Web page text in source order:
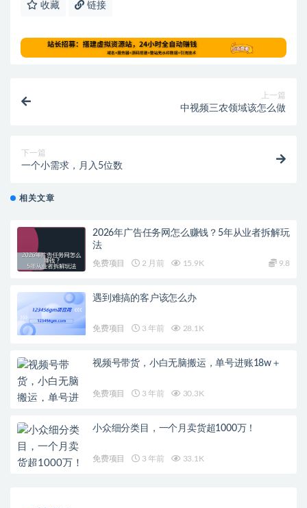
收藏 链接
上一篇
中视频三农领域该怎么做
下一篇
一个小需求，月入5位数
相关文章
2026年广告任务网怎么赚钱？5年从业者拆解玩
法
免费项目 2 月前 15.9K 9.8
遇到难搞的客户该怎么办
免费项目 3 年前 28.1K
视频号带货，小白无脑搬运，单号进账18w＋
免费项目 3 年前 30.3K
小众细分类目，一个月卖货超1000万！
免费项目 3 年前 33.1K